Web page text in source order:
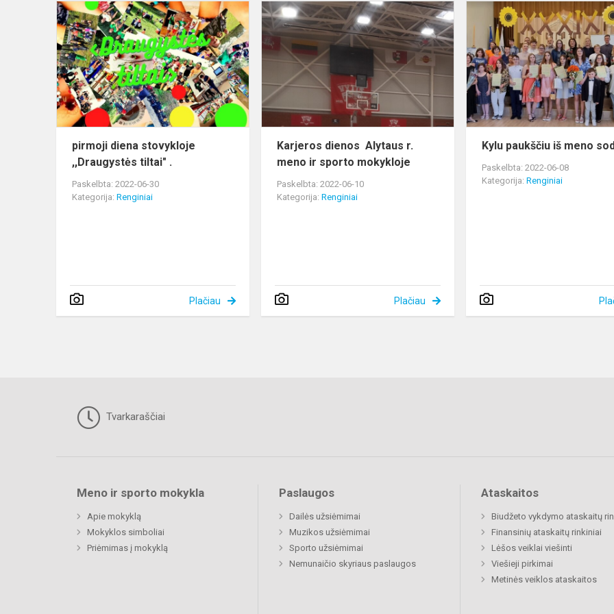
pirmoji
diena
stovykloje
,,Draugystės
tiltai"
.
pirmoji diena stovykloje
,,Draugystės tiltai" .
Paskelbta: 2022-06-30
Kategorija: Renginiai
Plačiau
Karjeros
dienos
Alytaus
r.
meno
sporto
mokykloje
Karjeros dienos Alytaus r.
meno ir sporto mokykloje
Paskelbta: 2022-06-10
Kategorija:Renginiai
Plačiau
Kylu paukščiu iš meno
Paskelbta: 2022-06-08
Kategorija:Renginiai
Tvarkaraščiai
Meno ir sporto mokykla
Apie mokyklą
Mokyklos simboliai
Priėmimas į mokyklą
Paslaugos
Dailės užsiėmimai
Muzikos užsiėmimai
Sporto užsiėmimai
Nemunaičio skyriaus paslaugos
Ataskaitos
Biudžeto vykdymo ataskaitų
Finansinių ataskaitų rinkiniai
Lėšos veiklai viešinti
Viešieji pirkimai
Metinės veiklos ataskaitos